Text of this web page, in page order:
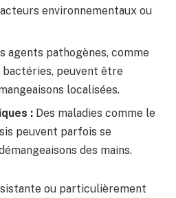
environnementaux ou
agents pathogènes, comme
bactéries, peuvent être
localisées.
: Des maladies comme le
peuvent parfois se
des mains.
ou particulièrement